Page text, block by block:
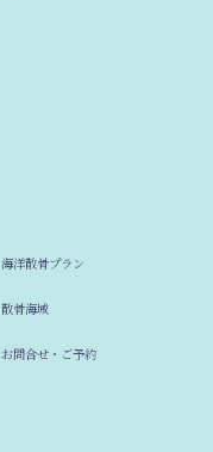
海洋散骨プラン
散骨海域
お問合せ・ご予約